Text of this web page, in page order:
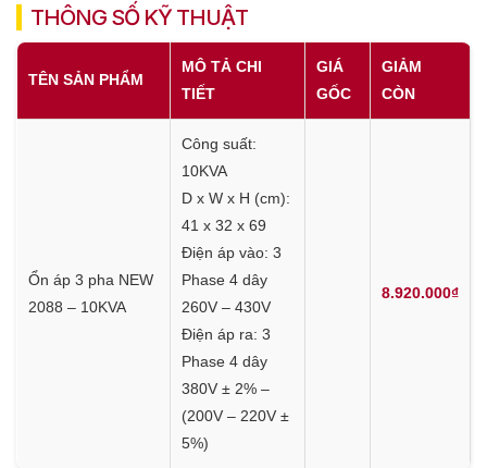
THÔNG SỐ KỸ THUẬT
TÊN SẢN PHẨM
MÔ TẢ CHI
TIẾT
GIÁ
GỐC
GIẢM
CÒN
Ổn áp 3 pha NEW
2088 – 10KVA
Công suất:
10KVA
D x W x H (cm):
41 x 32 x 69
Điện áp vào: 3
Phase 4 dây
260V – 430V
Điện áp ra: 3
Phase 4 dây
380V ± 2% –
(200V – 220V ±
5%)
8.920.000₫